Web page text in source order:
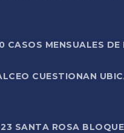
MENSUALES
CUESTIONAN
SANTA ROSA